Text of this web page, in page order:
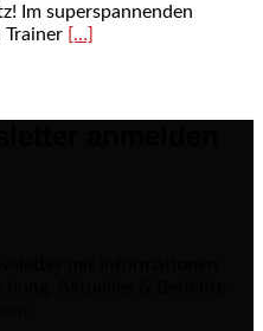
Im superspannenden
Trainer […]